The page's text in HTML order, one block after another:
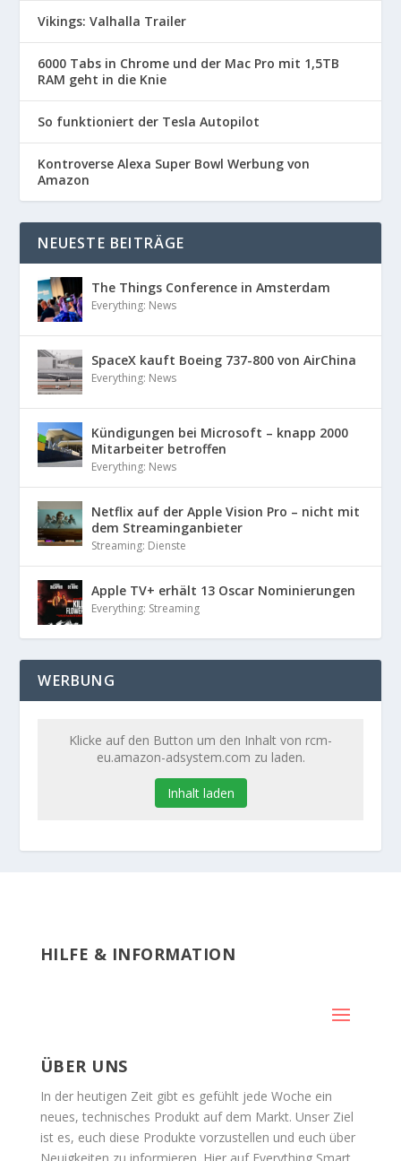
Vikings: Valhalla Trailer
6000 Tabs in Chrome und der Mac Pro mit 1,5TB
RAM geht in die Knie
So funktioniert der Tesla Autopilot
Kontroverse Alexa Super Bowl Werbung von
Amazon
NEUESTE BEITRÄGE
The Things Conference in Amsterdam
Everything: News
SpaceX kauft Boeing 737-800 von AirChina
Everything: News
Kündigungen bei Microsoft – knapp 2000
Mitarbeiter betroffen
Everything: News
Netflix auf der Apple Vision Pro – nicht mit
dem Streaminganbieter
Streaming: Dienste
Apple TV+ erhält 13 Oscar Nominierungen
Everything: Streaming
WERBUNG
Klicke auf den Button um den Inhalt von rcm-
eu.amazon-adsystem.com zu laden.
Inhalt laden
HILFE & INFORMATION
ÜBER UNS
In der heutigen Zeit gibt es gefühlt jede Woche ein
neues, technisches Produkt auf dem Markt. Unser Ziel
ist es, euch diese Produkte vorzustellen und euch über